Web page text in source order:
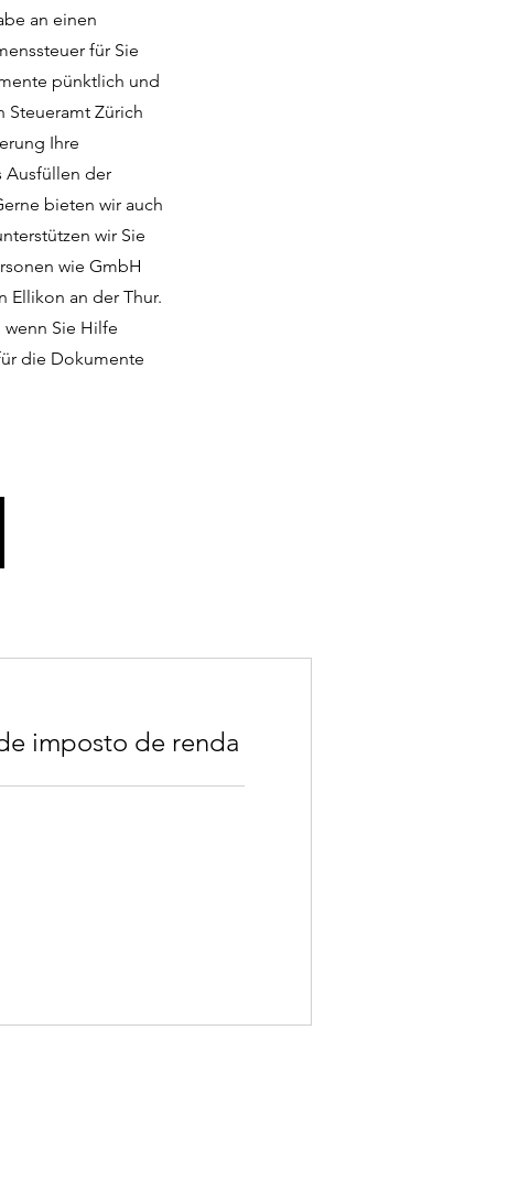
an einen
für Sie
pünktlich und
Steueramt Zürich
Ihre
Ausfüllen der
bieten wir auch
wir Sie
wie GmbH
Ellikon an der Thur.
Sie Hilfe
die Dokumente
imposto de renda